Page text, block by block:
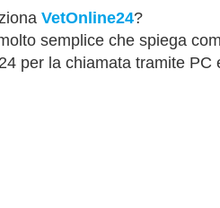
VetOnline24?
semplice che spiega
per la chiamata tramite PC